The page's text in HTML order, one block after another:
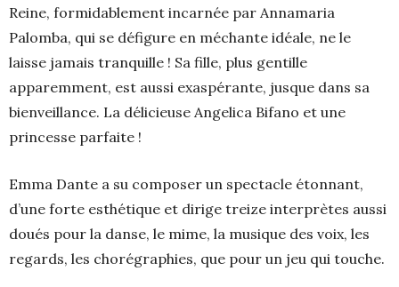
Reine, formidablement incarnée par Annamaria
Palomba, qui se défigure en méchante idéale, ne le
laisse jamais tranquille ! Sa fille, plus gentille
apparemment, est aussi exaspérante, jusque dans sa
bienveillance. La délicieuse Angelica Bifano et une
princesse parfaite !
Emma Dante a su composer un spectacle étonnant,
d’une forte esthétique et dirige treize interprètes aussi
doués pour la danse, le mime, la musique des voix, les
regards, les chorégraphies, que pour un jeu qui touche.